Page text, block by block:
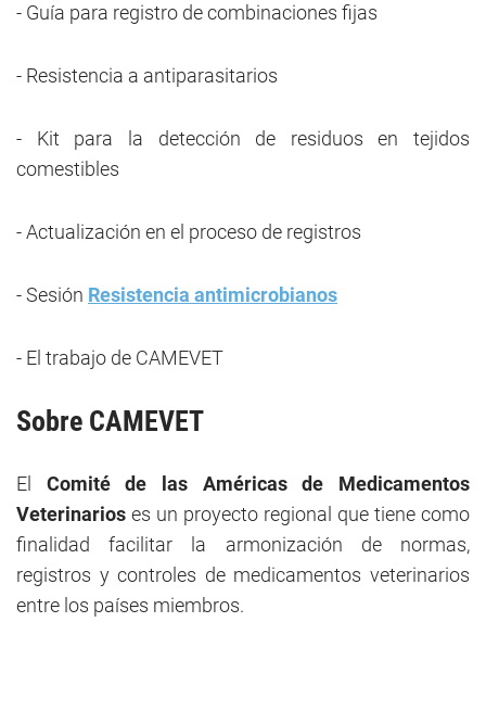
- Guía para registro de combinaciones fijas
- Resistencia a antiparasitarios
- Kit para la detección de residuos en tejidos
comestibles
- Actualización en el proceso de registros
- Sesión Resistencia antimicrobianos
- El trabajo de CAMEVET
Sobre CAMEVET
El Comité de las Américas de Medicamentos
Veterinarios es un proyecto regional que tiene como
finalidad facilitar la armonización de normas,
registros y controles de medicamentos veterinarios
entre los países miembros.